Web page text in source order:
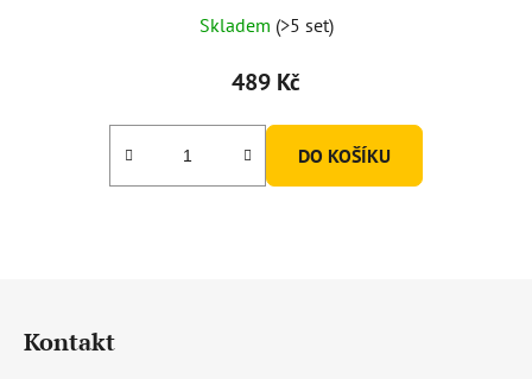
Skladem (>5 set)
489 Kč
DO KOŠÍKU
Kontakt